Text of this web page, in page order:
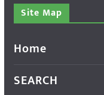
Site Map
Home
SEARCH